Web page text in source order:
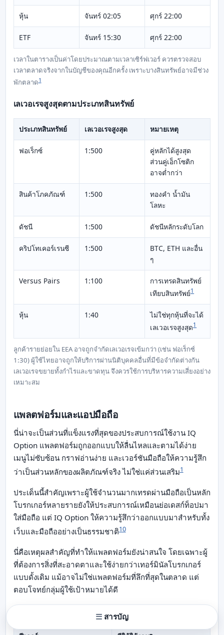
หุ้น จันทร์ 02:05 ศุกร์ 22:00
ETF จันทร์ 15:30 ศุกร์ 22:00
เวลาในตารางเป็นค่าโดยประมาณตามเวลาเซิร์ฟเวอร์ ควรตรวจสอบ
เวลาตลาดจริงจากในบัญชีของคุณอีกครั้ง เพราะบางสินทรัพย์อาจมีช่วง
พักตลาด1
เลเวอเรจสูงสุดตามประเภทสินทรัพย์
ประเภทสินทรัพย์ เลเวอเรจสูงสุด หมายเหตุ
ฟอเร็กซ์ 1:500
คู่หลักได้สูงสุด
ส่วนคู่เอ็กโซติก
อาจต่ำกว่า
สินค้าโภคภัณฑ์ 1:500
ทองคำ น้ำมัน
โลหะ
ดัชนี 1:500 ดัชนีหลักระดับโลก
คริปโทเคอร์เรนซี 1:500
BTC, ETH และอื่น
ๆ
Versus Pairs 1:100
การเทรดสินทรัพย์
เทียบสินทรัพย์1
หุ้น 1:40
ไม่ใช่ทุกหุ้นที่จะได้
เลเวอเรจสูงสุด1
ลูกค้ารายย่อยใน EEA อาจถูกจำกัดเลเวอเรจเข้มกว่า (เช่น ฟอเร็กซ์
1:30) ผู้ใช้ไทยอาจถูกให้บริการผ่านนิติบุคคลอื่นที่มีข้อจำกัดต่างกัน
เลเวอเรจขยายทั้งกำไรและขาดทุน จึงควรใช้การบริหารความเสี่ยงอย่าง
เหมาะสม
แพลตฟอร์มและแอปมือถือ
นี่น่าจะเป็นส่วนที่แข็งแรงที่สุดของประสบการณ์ใช้งาน IQ
Option แพลตฟอร์มถูกออกแบบให้ลื่นไหลและตามได้ง่าย
เมนูไม่ซับซ้อน กราฟอ่านง่าย และเวอร์ชันมือถือให้ความรู้สึก
ว่าเป็นส่วนหลักของผลิตภัณฑ์จริง ไม่ใช่แค่ส่วนเสริม1
ประเด็นนี้สำคัญเพราะผู้ใช้จำนวนมากเทรดผ่านมือถือเป็นหลัก
โบรกเกอร์หลายรายยังให้ประสบการณ์เหมือนย่อเดสก์ท็อปมา
ใส่มือถือ แต่ IQ Option ให้ความรู้สึกว่าออกแบบมาสำหรับทั้ง
เว็บและมือถืออย่างเป็นธรรมชาติ10
นี่คือเหตุผลสำคัญที่ทำให้แพลตฟอร์มยังน่าสนใจ โดยเฉพาะผู้
ที่ต้องการสิ่งที่สะอาดตาและใช้ง่ายกว่าเทอร์มินัลโบรกเกอร์
แบบดั้งเดิม แม้อาจไม่ใช่แพลตฟอร์มที่ลึกที่สุดในตลาด แต่
ตอบโจทย์กลุ่มผู้ใช้เป้าหมายได้ดี
สารบัญ